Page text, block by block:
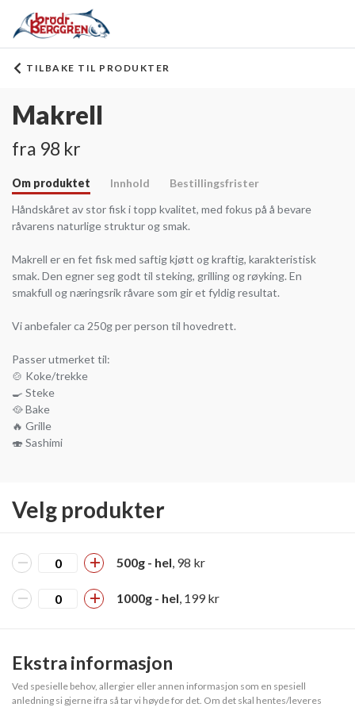
TILBAKE TIL PRODUKTER
Makrell
fra 98 kr
Om produktet Innhold
Bestillingsfrister
Håndskåret av stor fisk i topp kvalitet, med fokus på å bevare
råvarens naturlige struktur og smak.
Makrell er en fet fisk med saftig kjøtt og kraftig, karakteristisk
smak. Den egner seg godt til steking, grilling og røyking. En
smakfull og næringsrik råvare som gir et fyldig resultat.
Vi anbefaler ca 250g per person til hovedrett.
Passer utmerket til:
🍲 Koke/trekke
🍳 Steke
🥘 Bake
🔥 Grille
🍣 Sashimi
Velg produkter
500g - hel, 98 kr
1000g - hel, 199 kr
Ekstra informasjon
Ved spesielle behov, allergier eller annen informasjon som en spesiell
anledning si gjerne ifra så tar vi høyde for det. Om det skal hentes/leveres